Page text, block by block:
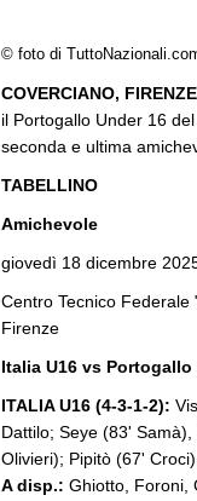
© foto di
COVERCIANO, FIRENZE
il Portogallo Under 16
seconda e ultima
TABELLINO
Amichevole
giovedì 18 dicembre
Centro Tecnico Federale
Firenze
Italia U16 vs Portogallo
ITALIA U16 (4-3-1-2):
Dattilo; Seye (83'
Olivieri); Pipitò (67'
A disp.: Ghiotto, Foroni,